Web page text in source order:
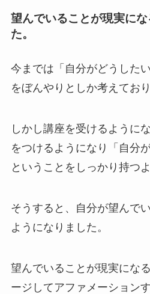
望んでいることが現実に
た。
今までは「自分がどうした
をぼんやりとしか考えてお
しかし講座を受けるように
をつけるようになり「自分
ということをしっかり持つ
そうすると、自分が望んで
ようになりました。
望んでいることが現実にな
ージしてアファメーション